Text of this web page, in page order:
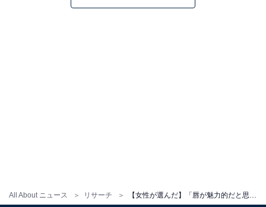
All About ニュース リサーチ
「しっかりと厚みがあって形が整っている。口紅の